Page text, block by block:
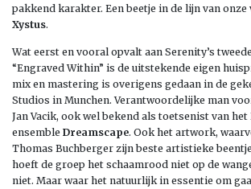
pakkend karakter. Een beetje in de lijn van
Xystus.
Wat eerst en vooral opvalt aan Serenity’s
“Engraved Within” is de uitstekende eigen
mix en mastering is overigens gedaan in de
Studios in Munchen. Verantwoordelijke man
Jan Vacik, ook wel bekend als toetsenist van
ensemble Dreamscape. Ook het artwork,
Thomas Buchberger zijn beste artistieke
hoeft de groep het schaamrood niet op de
niet. Maar waar het natuurlijk in essentie om